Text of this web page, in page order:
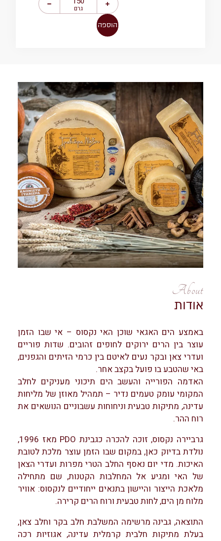
גרם
הוספה
About
אודות
באמצע הים האגאי שוכן האי נקסוס – אי שבו הזמן
עוצר בין הרים ירוקים לחופים זהובים. שדות פוריים
ועדרי צאן ובקר נעים לאיטם בין כרמי הזיתים והגפנים,
באי שהטבע בו פועל בקצב אחר.
האדמה הפורייה והעשב הים תיכוני מעניקים לחלב
המקומי עומק טעמים נדיר – תמהיל מאוזן של מליחות
עדינה, מתיקות טבעית וניחוחות עשבוניים הנושאים את
רוח ההר.
גרביירה נקסוס, זוכה להכרה כגבינת PDO מאז 1996,
נולדת בדיוק כאן, במקום שבו הזמן עוצר מלכת לטובת
האיכות. מדי יום נאסף החלב הטרי מפרות ועדרי הצאן
של האי ומגיע אל המחלבות הקטנות, שם מתחילה
מלאכת הייצור והיישון בתנאים ייחודיים לנקסוס: אוויר
מלוח מן הים, לחות טבעית ורוח הרים קרירה.
התוצאה, גבינה מרשימה המשלבת חלב בקר וחלב צאן,
בעלת מתיקות חלבית קרמלית עדינה, אגוזיות רכה